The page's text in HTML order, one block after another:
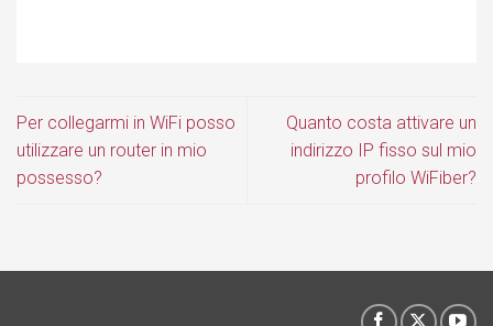
Per collegarmi in WiFi posso
utilizzare un router in mio
possesso?
Quanto costa attivare un
indirizzo IP fisso sul mio
profilo WiFiber?